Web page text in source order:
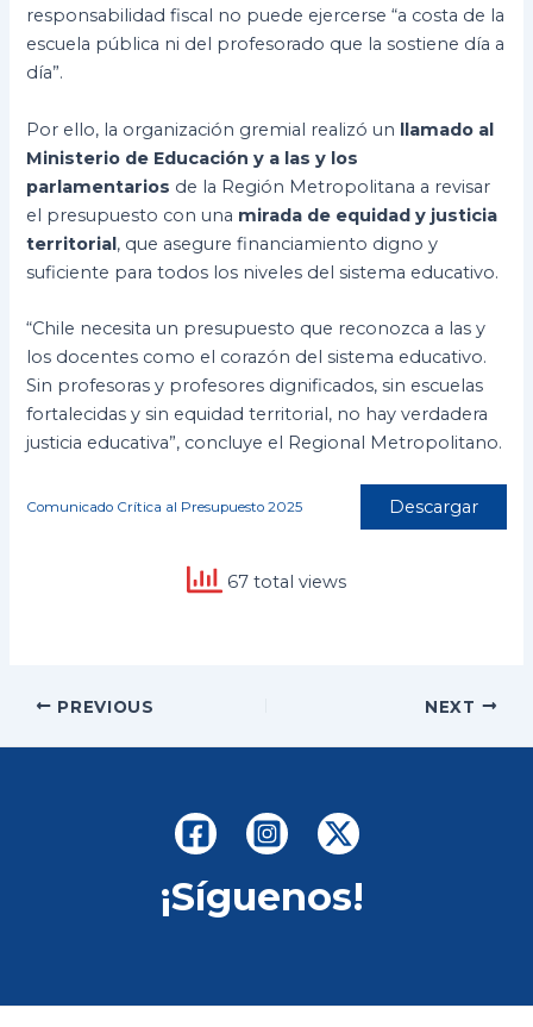
responsabilidad fiscal no puede ejercerse “a costa de la
escuela pública ni del profesorado que la sostiene día a
día”.
Por ello, la organización gremial realizó un llamado al
Ministerio de Educación y a las y los
parlamentarios de la Región Metropolitana a revisar
el presupuesto con una mirada de equidad y justicia
territorial, que asegure financiamiento digno y
suficiente para todos los niveles del sistema educativo.
“Chile necesita un presupuesto que reconozca a las y
los docentes como el corazón del sistema educativo.
Sin profesoras y profesores dignificados, sin escuelas
fortalecidas y sin equidad territorial, no hay verdadera
justicia educativa”, concluye el Regional Metropolitano.
Comunicado Crítica al Presupuesto 2025 Descargar
67 total views
Post PREVIOUS NEXT
¡Síguenos!